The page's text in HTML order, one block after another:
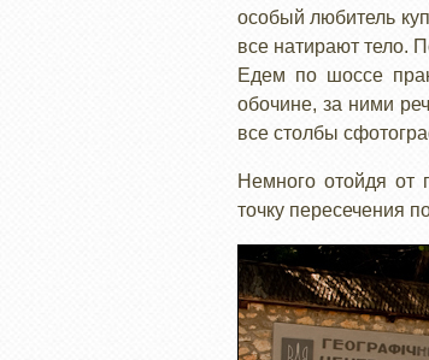
особый любитель
все натирают тело.
Едем по шоссе
обочине, за ними
все столбы
Немного отойдя от
точку пересечения